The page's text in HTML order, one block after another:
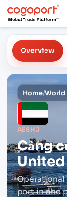
Overview
Home/World
AESHJ
Cảng
Operational
port in one